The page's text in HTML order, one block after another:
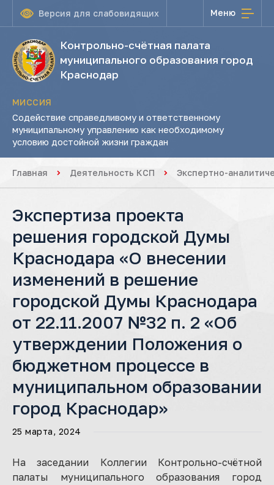
Версия для слабовидящих Меню
Контрольно-счётная палата
муниципального образования город
Краснодар
МИССИЯ
Содействие справедливому и ответственному
муниципальному управлению как необходимому
условию достойной жизни граждан
Главная Деятельность КСП Экспертно-
Экспертиза проекта
решения городской Думы
Краснодара «О внесении
изменений в решение
городской Думы Краснодара
от 22.11.2007 №32 п. 2 «Об
утверждении Положения о
бюджетном процессе в
муниципальном образовании
город Краснодар»
25 марта, 2024
На заседании Коллегии Контрольно-счётной
палаты муниципального образования город